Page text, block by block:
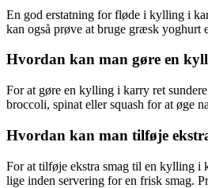
En god erstatning for fløde i kylling i
kan også prøve at bruge græsk yoghurt
Hvordan kan man gøre en
For at gøre en kylling i karry ret
broccoli, spinat eller squash for at øge
Hvordan kan man tilføje
For at tilføje ekstra smag til en kylling i
lige inden servering for en frisk smag.